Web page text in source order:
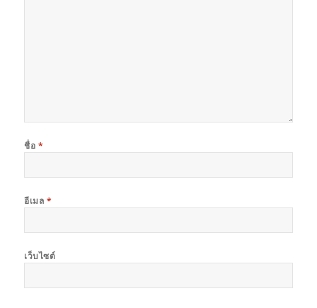
ชื่อ *
อีเมล *
เว็บไซต์